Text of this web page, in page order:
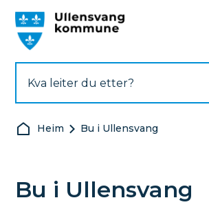
Du er her:
Heim Bu i Ullensvang
Bu i Ullensvang